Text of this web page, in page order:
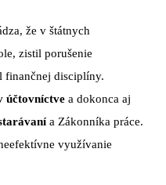
že v štátnych
zistil porušenie
finančnej disciplíny.
účtovníctve a dokonca aj
a Zákonníka práce.
využívanie